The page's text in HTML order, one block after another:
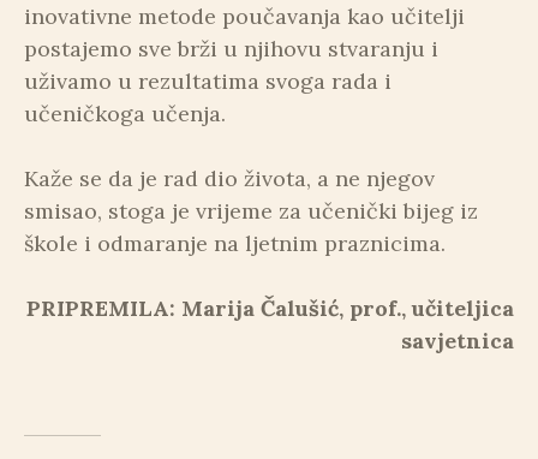
inovativne metode poučavanja kao učitelji
postajemo sve brži u njihovu stvaranju i
uživamo u rezultatima svoga rada i
učeničkoga učenja.
Kaže se da je rad dio života, a ne njegov
smisao, stoga je vrijeme za učenički bijeg iz
škole i odmaranje na ljetnim praznicima.
PRIPREMILA: Marija Čalušić, prof., učiteljica
savjetnica